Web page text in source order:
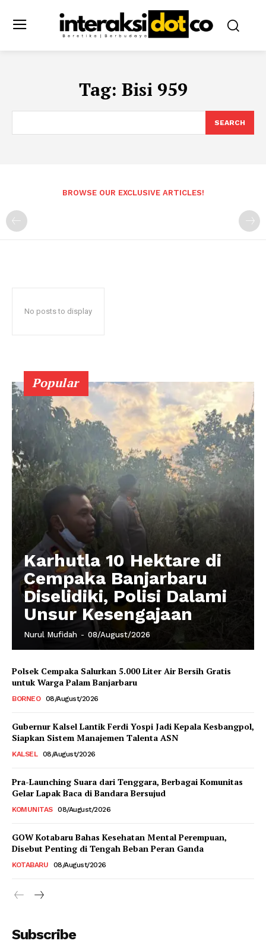
Tag: Bisi 959
SEARCH
BROWSE OUR EXCLUSIVE ARTICLES!
No posts to display
Popular
Karhutla 10 Hektare di
Cempaka Banjarbaru
Diselidiki, Polisi Dalami
Unsur Kesengajaan
Nurul Mufidah - 08/August/2026
Polsek Cempaka Salurkan 5.000 Liter Air Bersih Gratis
untuk Warga Palam Banjarbaru
BORNEO 08/August/2026
Gubernur Kalsel Lantik Ferdi Yospi Jadi Kepala Kesbangpol,
Siapkan Sistem Manajemen Talenta ASN
KALSEL 08/August/2026
Pra-Launching Suara dari Tenggara, Berbagai Komunitas
Gelar Lapak Baca di Bandara Bersujud
KOMUNITAS 08/August/2026
GOW Kotabaru Bahas Kesehatan Mental Perempuan,
Disebut Penting di Tengah Beban Peran Ganda
KOTABARU 08/August/2026
Subscribe